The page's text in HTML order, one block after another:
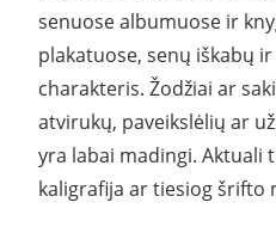
senuose albumuose ir
plakatuose, senų iškabų
charakteris. Žodžiai ar
atvirukų, paveikslėlių ar
yra labai madingi. Aktuali
kaligrafija ar tiesiog šrifto